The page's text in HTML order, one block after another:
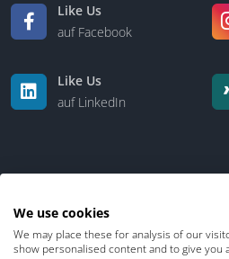
Like Us
auf Facebook
Like Us
auf LinkedIn
We use cookies
We may place these for analysis of our
show personalised content and to give you